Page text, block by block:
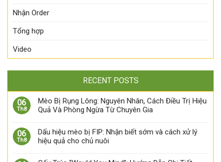
Nhận Order
Tổng hợp
Video
RECENT POSTS
06
Th8
Mèo Bị Rụng Lông: Nguyên Nhân, Cách Điều Trị Hiệu
Quả Và Phòng Ngừa Từ Chuyên Gia
06
Th8
Dấu hiệu mèo bị FIP: Nhận biết sớm và cách xử lý
hiệu quả cho chủ nuôi